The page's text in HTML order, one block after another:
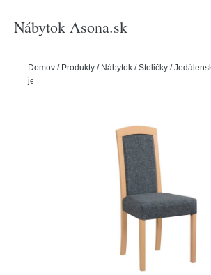
Nábytok Asona.sk
Domov / Produkty / Nábytok /Stoličky /
jedálenské stoličky